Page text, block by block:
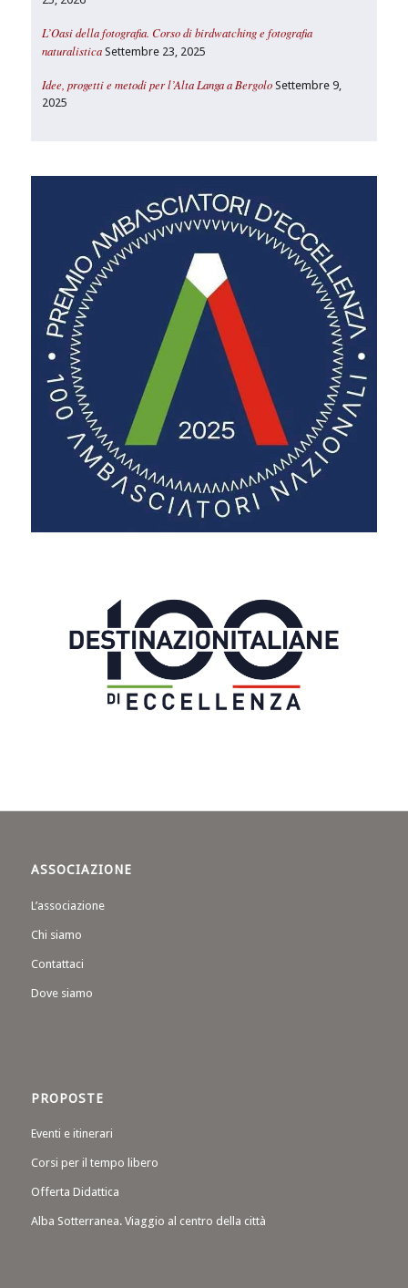
L’Oasi della fotografia. Corso di birdwatching e fotografia
naturalistica Settembre 23, 2025
Idee, progetti e metodi per l’Alta Langa a Bergolo Settembre 9,
2025
ASSOCIAZIONE
L’associazione
Chi siamo
Contattaci
Dove siamo
PROPOSTE
Eventi e itinerari
Corsi per il tempo libero
Offerta Didattica
Alba Sotterranea. Viaggio al centro della città